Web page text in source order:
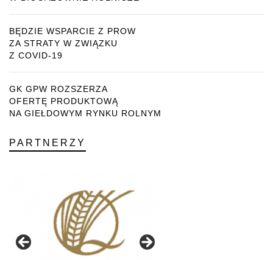
BĘDZIE WSPARCIE Z PROW
ZA STRATY W ZWIĄZKU
Z COVID-19
GK GPW ROZSZERZA
OFERTĘ PRODUKTOWĄ
NA GIEŁDOWYM RYNKU ROLNYM
PARTNERZY